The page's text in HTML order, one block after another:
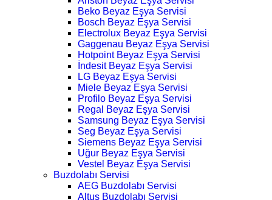
Beko Beyaz Eşya Servisi
Bosch Beyaz Eşya Servisi
Electrolux Beyaz Eşya Servisi
Gaggenau Beyaz Eşya Servisi
Hotpoint Beyaz Eşya Servisi
İndesit Beyaz Eşya Servisi
LG Beyaz Eşya Servisi
Miele Beyaz Eşya Servisi
Profilo Beyaz Eşya Servisi
Regal Beyaz Eşya Servisi
Samsung Beyaz Eşya Servisi
Seg Beyaz Eşya Servisi
Siemens Beyaz Eşya Servisi
Uğur Beyaz Eşya Servisi
Vestel Beyaz Eşya Servisi
Buzdolabı Servisi
AEG Buzdolabı Servisi
Altus Buzdolabı Servisi